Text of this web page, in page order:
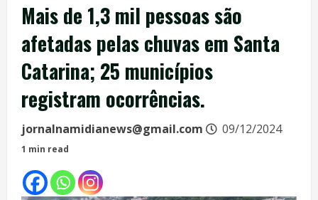
Mais de 1,3 mil pessoas são
afetadas pelas chuvas em Santa
Catarina; 25 municípios
registram ocorrências.
jornalnamidianews@gmail.com 09/12/2024
1 min read